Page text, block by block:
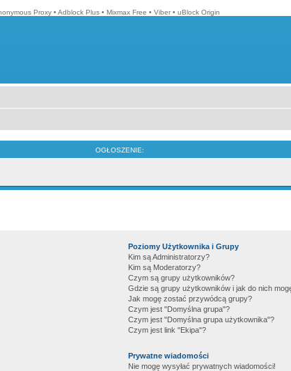
Proxy • Adblock Plus • Mixmax Free • Viber • uBlock Origin
OGŁOSZENIE:
Poziomy Użytkownika i Grupy
Kim są Administratorzy?
Kim są Moderatorzy?
Czym są grupy użytkowników?
Gdzie są grupy użytkowników i jak do nich
Jak mogę zostać przywódcą grupy?
Czym jest "Domyślna grupa"?
Czym jest "Domyślna grupa użytkownika"?
Czym jest link "Ekipa"?
Prywatne wiadomości
Nie mogę wysyłać prywatnych wiadomości!